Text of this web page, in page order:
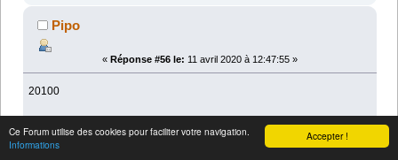
Accepter !
Ce Forum utilise des cookies pour faciliter votre navigation.
Informations
Pipo
« Réponse #56 le: 11 avril 2020 à 12:47:55 »
20100
voilà les pochettes, dans lesquelles j'ai mes mis des sondes
vapropocket